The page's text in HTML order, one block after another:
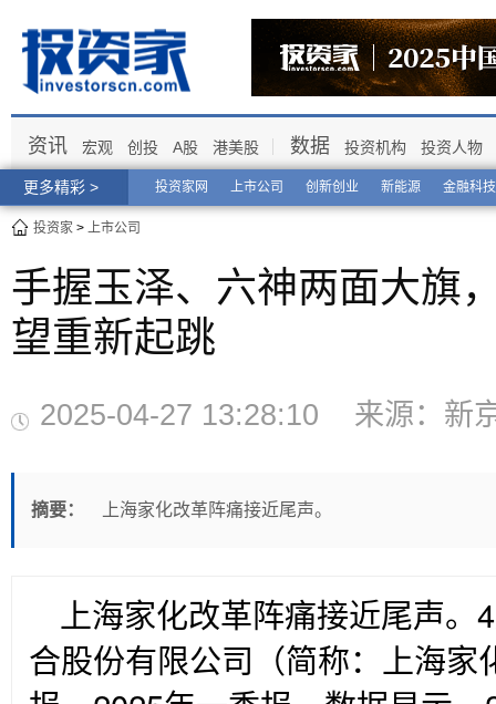
更多精彩 > 投资家网 上市公司 创新创业 新能源 金融科技
资讯 宏观 创投 A股 港美股 数据 投资机构 投资人物
投资家 > 上市公司
手握玉泽、六神两面大旗
望重新起跳
2025-04-27 13:28:10 来源：
摘要： 上海家化改革阵痛接近尾声。
上海家化改革阵痛接近尾声。
合股份有限公司（简称：上海家